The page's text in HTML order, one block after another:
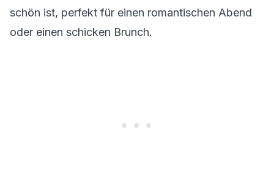
schön ist, perfekt für einen romantischen Abend
oder einen schicken Brunch.